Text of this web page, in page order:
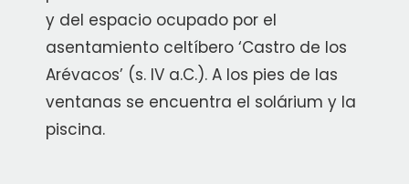
y del espacio ocupado por el
asentamiento celtíbero ‘Castro de los
Arévacos’ (s. IV a.C.). A los pies de las
ventanas se encuentra el solárium y la
piscina.